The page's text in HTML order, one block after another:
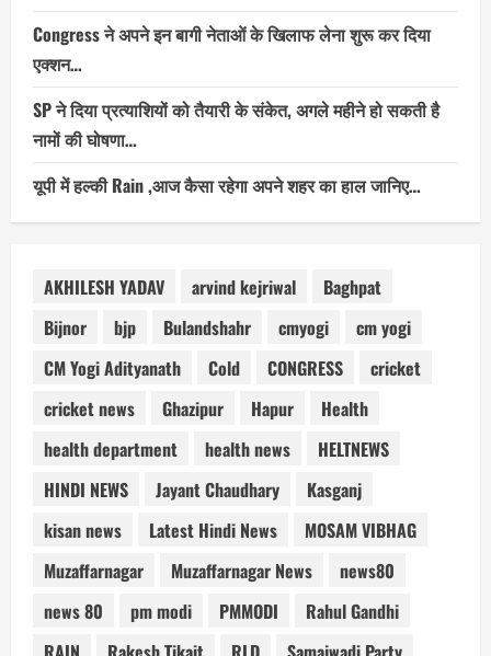
Congress ने अपने इन बागी नेताओं के खिलाफ लेना शुरू कर दिया
एक्शन…
SP ने दिया प्रत्याशियों को तैयारी के संकेत, अगले महीने हो सकती है
नामों की घोषणा…
यूपी में हल्की Rain ,आज कैसा रहेगा अपने शहर का हाल जानिए…
AKHILESH YADAV arvind kejriwal
Baghpat
Bijnor
bjp Bulandshahr cmyogi
cm yogi
CM Yogi Adityanath
Cold CONGRESS
cricket
cricket news
Ghazipur Hapur
Health
health department
health news
HELTNEWS
HINDI NEWS
Jayant Chaudhary
Kasganj
kisan news
Latest Hindi News
MOSAM VIBHAG
Muzaffarnagar
Muzaffarnagar News
news80
news 80
pm modi PMMODI
Rahul Gandhi